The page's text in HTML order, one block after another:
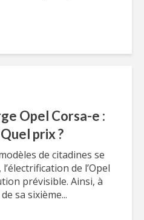
Opel Corsa-e :
prix ?
de citadines se
de l’Opel
prévisible. Ainsi, à
sa sixième...